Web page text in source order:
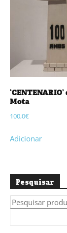
Mota
100,0€
Adicionar
Pesquisar
Pesquisar
por: